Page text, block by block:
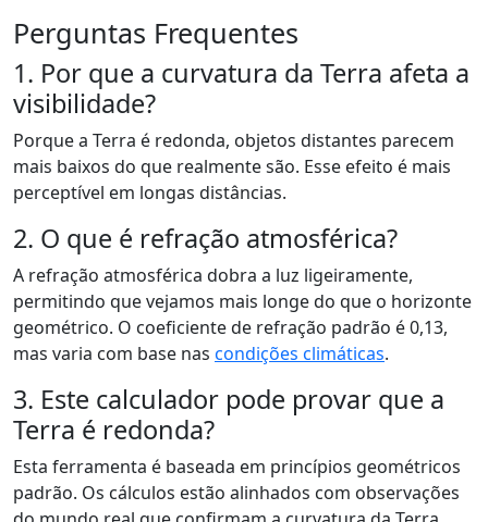
Perguntas Frequentes
1. Por que a curvatura da Terra afeta a
visibilidade?
Porque a Terra é redonda, objetos distantes parecem
mais baixos do que realmente são. Esse efeito é mais
perceptível em longas distâncias.
2. O que é refração atmosférica?
A refração atmosférica dobra a luz ligeiramente,
permitindo que vejamos mais longe do que o horizonte
geométrico. O coeficiente de refração padrão é 0,13,
mas varia com base nas condições climáticas.
3. Este calculador pode provar que a
Terra é redonda?
Esta ferramenta é baseada em princípios geométricos
padrão. Os cálculos estão alinhados com observações